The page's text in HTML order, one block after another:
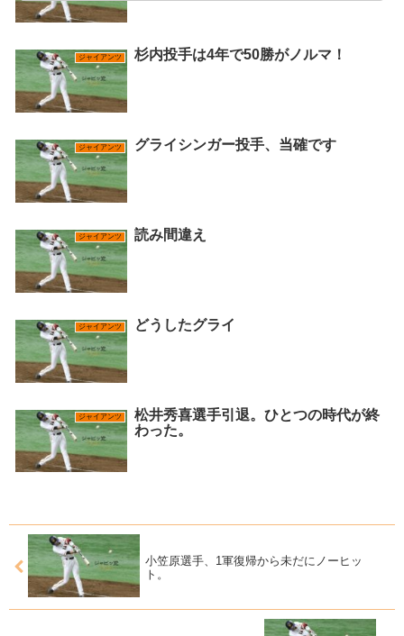
ジャイアンツ 杉内投手は4年で50勝がノルマ！
ジャイアンツ グライシンガー投手、当確です
ジャイアンツ 読み間違え
ジャイアンツ どうしたグライ
ジャイアンツ
松井秀喜選手引退。ひとつの時代が終
わった。
小笠原選手、1軍復帰から未だにノーヒッ
ト。